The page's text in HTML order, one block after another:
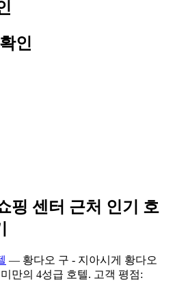
인
핑 센터 근처 인기 호
— 황다오 구 - 지아시게 황다오
만의 4성급 호텔. 고객 평점: